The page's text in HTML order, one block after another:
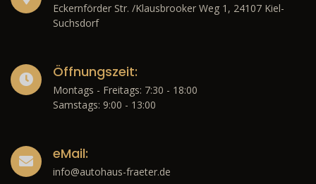
Eckernförder Str. /Klausbrooker Weg 1, 24107 Kiel-
Suchsdorf
Öffnungszeit:
Montags - Freitags: 7:30 - 18:00
Samstags: 9:00 - 13:00
eMail:
info@autohaus-fraeter.de